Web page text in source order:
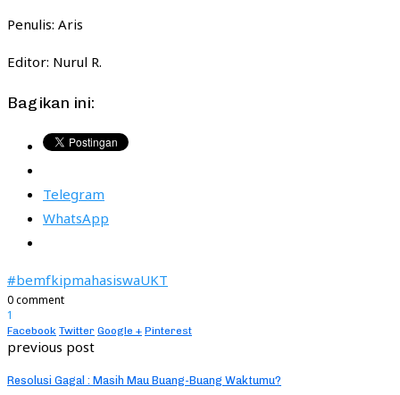
Penulis: Aris
Editor: Nurul R.
Bagikan ini:
Telegram
WhatsApp
#bemfkipmahasiswaUKT
0 comment
1
Facebook Twitter Google + Pinterest
previous post
Resolusi Gagal : Masih Mau Buang-Buang Waktumu?